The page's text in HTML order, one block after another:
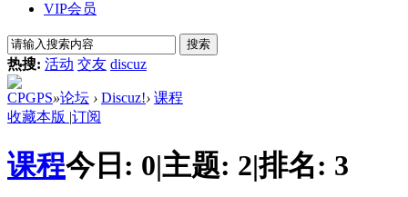
VIP会员
搜索
热搜: 活动 交友 discuz
CPGPS»论坛 › Discuz!› 课程
收藏本版 |订阅
课程今日: 0|主题: 2|排名: 3